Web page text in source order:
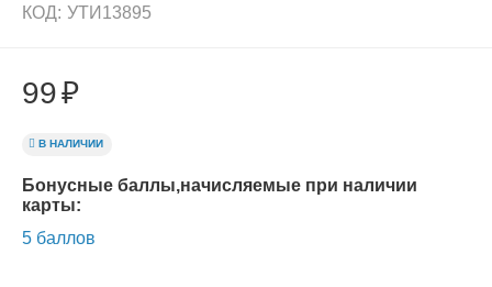
КОД: УТИ13895
99₽
В НАЛИЧИИ
Бонусные баллы,начисляемые при наличии
карты:
5 баллов